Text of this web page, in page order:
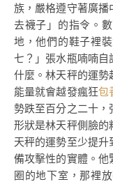
族，嚴格遵守著廣
去襪子」的指令。
地，他們的鞋子裡
七？」張水瓶喃喃
什麼。林天秤的運
能量就會越發瘋狂包
勢跌至百分之二十，
形狀是林天秤側臉
天秤的運勢至少提
備攻擊性的實體。
圈的地下室，那裡